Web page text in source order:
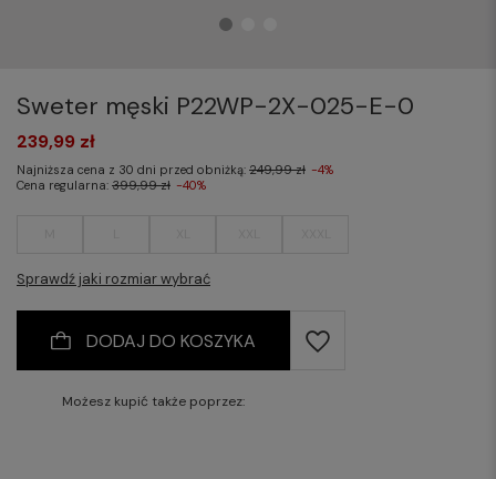
Sweter męski P22WP-2X-025-E-0
Sprawdź jaki rozmiar wybrać
239,99 zł
Najniższa cena z 30 dni przed obniżką: 249,99 zł -4%
Cena regularna: 399,99 zł -40%
DODAJ DO KOSZYKA
Możesz kupić także poprzez: